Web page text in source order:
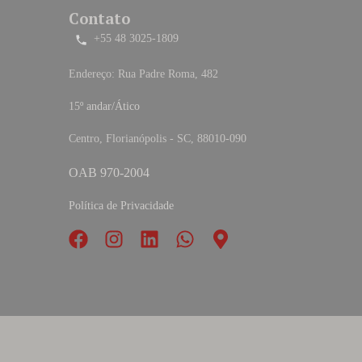
Contato
+55 48 3025-1809
Endereço: Rua Padre Roma, 482
15º andar/Ático
Centro, Florianópolis - SC, 88010-090
OAB 970-2004
Política de Privacidade